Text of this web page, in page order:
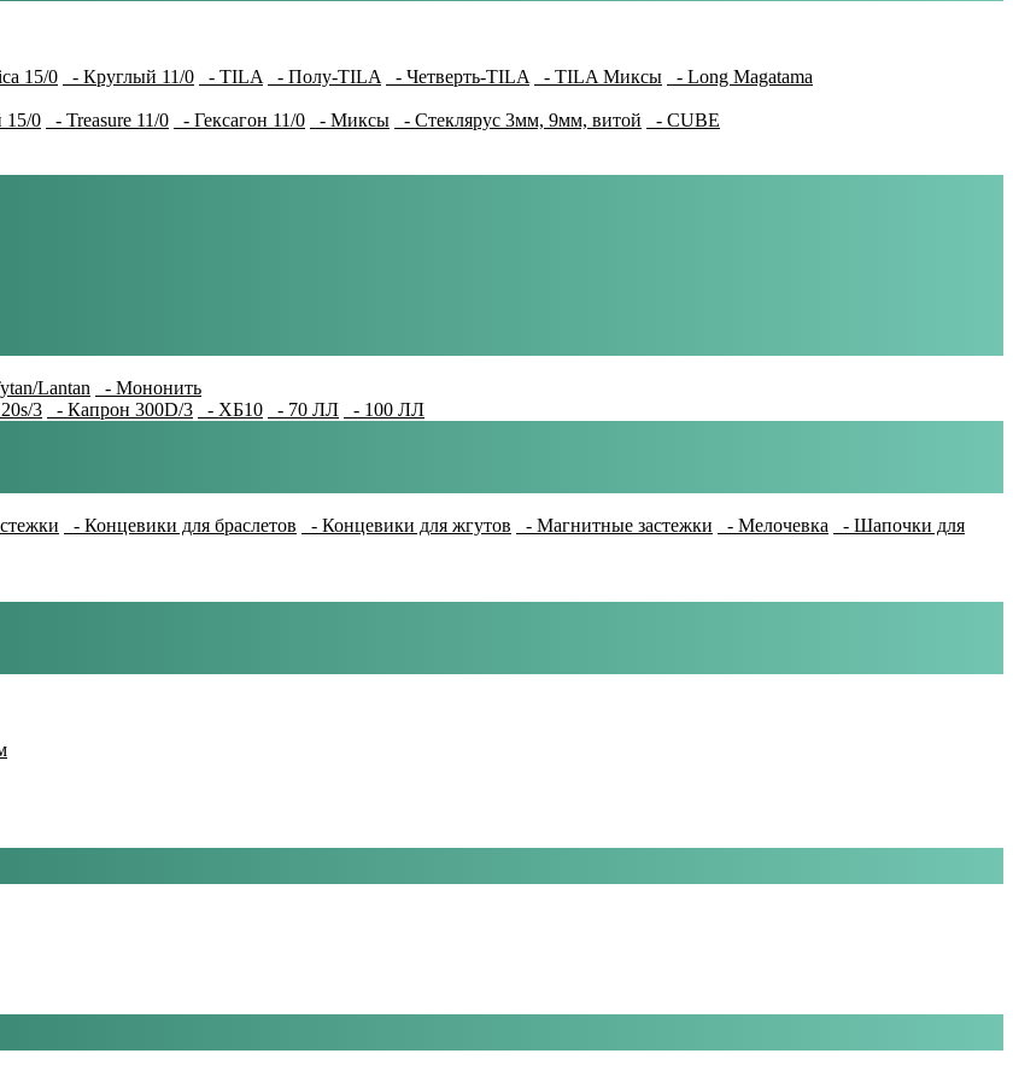
15/0 - Круглый 11/0 - TILA - Полу-TILA - Четверть-TILA - TILA Миксы - Long Magatama
15/0 - Treasure 11/0 - Гексагон 11/0 - Миксы - Стеклярус 3мм, 9мм, витой - CUBE
Lantan
- Мононить
3 - Капрон 300D/3 - ХБ10 - 70 ЛЛ
- 100 ЛЛ
- Концевики для браслетов - Концевики для жгутов - Магнитные застежки - Мелочевка
- Шапочки для